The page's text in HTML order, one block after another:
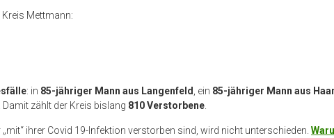
Mettmann:
: in 85-jähriger Mann aus Langenfeld , ein 85-jähriger Mann aus
Damit zählt der Kreis bislang 810 Verstorbene
„mit“ ihrer Covid 19-Infektion verstorben sind, wird nicht unterschieden.